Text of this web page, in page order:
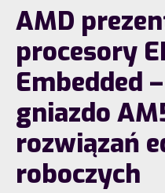
AMD
procesory
Embedded
gniazdo
rozwiązań
roboczych